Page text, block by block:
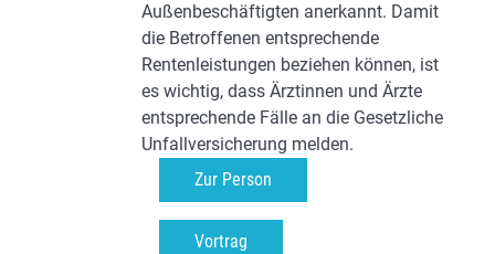
Außenbeschäftigten anerkannt. Damit
die Betroffenen entsprechende
Rentenleistungen beziehen können, ist
es wichtig, dass Ärztinnen und Ärzte
entsprechende Fälle an die Gesetzliche
Unfallversicherung melden.
Zur Person
Vortrag